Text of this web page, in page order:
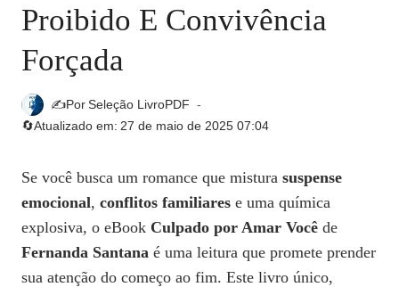
Proibido E Convivência
Forçada
✍️PorSeleção LivroPDF
🔄Atualizado em: 27 de maio de 2025 07:04
Se você busca um romance que mistura suspense
emocional, conflitos familiares e uma química
explosiva, o eBook Culpado por Amar Você de
Fernanda Santana é uma leitura que promete prender
sua atenção do começo ao fim. Este livro único,